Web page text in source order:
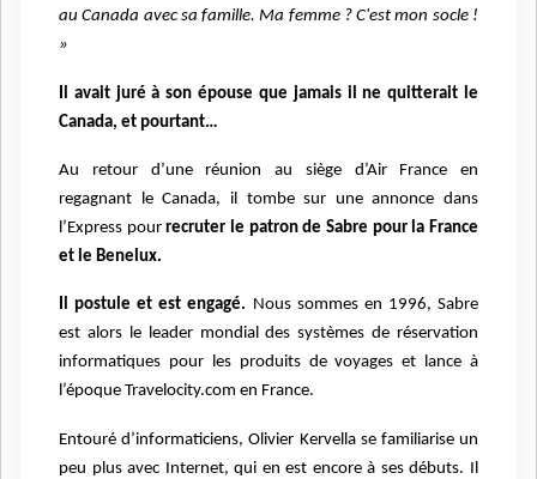
au Canada avec sa famille. Ma femme ? C'est mon socle !
»
Il avait juré à son épouse que jamais il ne quitterait le
Canada, et pourtant…
Au retour d’une réunion au siège d’Air France en
regagnant le Canada, il tombe sur une annonce dans
l’Express pourrecruter le patron de Sabre pour la France
et le Benelux.
Il postule et est engagé. Nous sommes en 1996, Sabre
est alors le leader mondial des systèmes de réservation
informatiques pour les produits de voyages et lance à
l’époque Travelocity.com en France.
Entouré d’informaticiens, Olivier Kervella se familiarise un
peu plus avec Internet, qui en est encore à ses débuts. Il